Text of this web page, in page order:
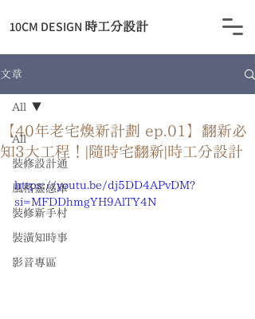
​10CM DESIGN 時工分設計
文章
All
裝修設計通
風格靈感庫
裝修新手村
裝潢知時事
影音專區
All
【40年老宅煥新計劃 ep.01】翻新必
知3大工程！|隨時宅翻新|時工分設計
https://youtu.be/dj5DD4APvDM?
si=MFDDhmgYH9AlTY4N